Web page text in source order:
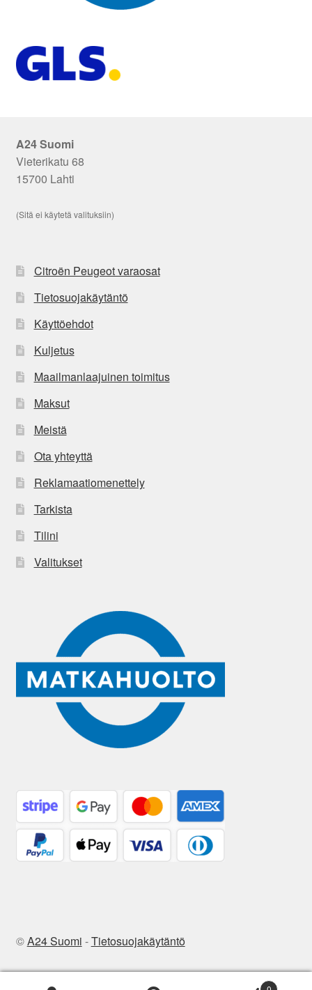
A24 Suomi
Vieterikatu 68
15700 Lahti
(Sitä ei käytetä valituksiin)
Citroën Peugeot varaosat
Tietosuojakäytäntö
Käyttöehdot
Kuljetus
Maailmanlaajuinen toimitus
Maksut
Meistä
Ota yhteyttä
Reklamaatiomenettely
Tarkista
Tilini
Valitukset
©A24 Suomi -Tietosuojakäytäntö